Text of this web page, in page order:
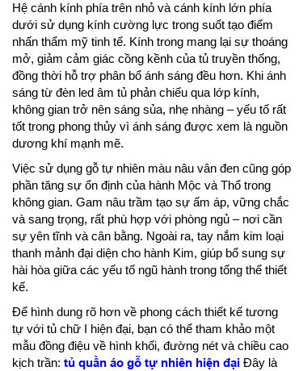
Hệ cánh kính phía trên nhỏ và cánh kính lớn phía
dưới sử dụng kính cường lực trong suốt tạo điểm
nhấn thẩm mỹ tinh tế. Kính trong mang lại sự thoáng
mở, giảm cảm giác cồng kềnh của tủ truyền thống,
đồng thời hỗ trợ phân bổ ánh sáng đều hơn. Khi ánh
sáng từ đèn led âm tủ phản chiếu qua lớp kính,
không gian trở nên sáng sủa, nhẹ nhàng – yếu tố rất
tốt trong phong thủy vì ánh sáng được xem là nguồn
dương khí mạnh mẽ.
Việc sử dụng gỗ tự nhiên màu nâu vân đen cũng góp
phần tăng sự ổn định của hành Mộc và Thổ trong
không gian. Gam nâu trầm tạo sự ấm áp, vững chắc
và sang trọng, rất phù hợp với phòng ngủ – nơi cần
sự yên tĩnh và cân bằng. Ngoài ra, tay nắm kim loại
thanh mảnh đại diện cho hành Kim, giúp bổ sung sự
hài hòa giữa các yếu tố ngũ hành trong tổng thể thiết
kế.
Để hình dung rõ hơn về phong cách thiết kế tương
tự với tủ chữ I hiện đại, bạn có thể tham khảo một
mẫu đồng điệu về hình khối, đường nét và chiều cao
kịch trần: tủ quần áo gỗ tự nhiên hiện đại Đây là